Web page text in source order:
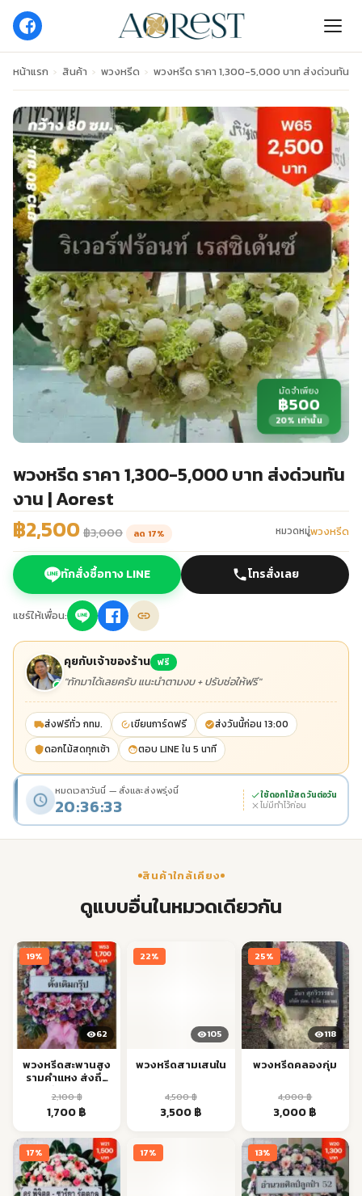
หน้าแรก › สินค้า › พวงหรีด › พวงหรีด ราคา 1,300-5,000 บาท ส่งด่วนทันง
มัดจำเพียง
฿500
20% เท่านั้น
พวงหรีด ราคา 1,300-5,000 บาท ส่งด่วนทัน
งาน | Aorest
฿2,500฿3,000 ลด 17% หมวดหมู่พวงหรีด
ทักสั่งซื้อทาง LINE โทรสั่งเลย
แชร์ให้เพื่อน:
คุยกับเจ้าของร้าน ฟรี
"ทักมาได้เลยครับ แนะนำตามงบ + ปรับช่อให้ฟรี"
ส่งฟรีทั่ว กทม. เขียนการ์ดฟรี
ส่งวันนี้ก่อน 13:00
ดอกไม้สดทุกเช้า
ตอบ LINE ใน 5 นาที
หมดเวลาวันนี้ — สั่งและส่งพรุ่งนี้
20:36:32
ใช้ดอกไม้สด วันต่อวัน
ไม่มีทำไว้ก่อน
สินค้าใกล้เคียง
ดูแบบอื่นในหมวดเดียวกัน
19%
62
พวงหรีดสะพานสูง
รามคำแหง ส่งถึง
วัดด่วน
2,100฿
Original
was:
2,100 ฿.
1,700฿
is:
1,700 ฿.
22%
105
พวงหรีดสามเสนใน
4,500฿
Original
3,500฿Current
25%
118
พวงหรีดคลองกุ่ม
4,000฿
Original
was:
4,000 ฿.
3,000฿
is:
3,000 ฿.
17% 17% 13%